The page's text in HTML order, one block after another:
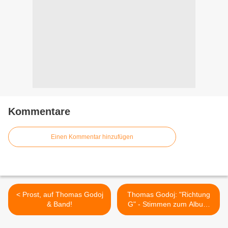
Kommentare
Einen Kommentar hinzufügen
< Prost, auf Thomas Godoj
& Band!
Thomas Godoj: "Richtung
G" - Stimmen zum Album
(1) >